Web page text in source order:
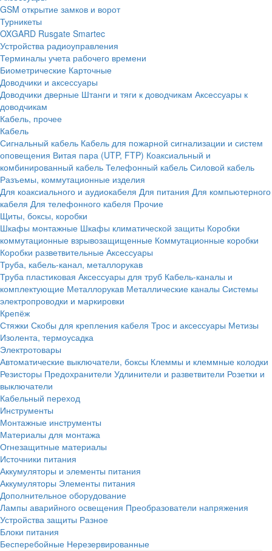
GSM открытие замков и ворот
Турникеты
OXGARD Rusgate Smartec
Устройства радиоуправления
Терминалы учета рабочего времени
Биометрические Карточные
Доводчики и аксессуары
Доводчики дверные Штанги и тяги к доводчикам Аксессуары к
доводчикам
Кабель, прочее
Кабель
Сигнальный кабель Кабель для пожарной сигнализации и систем
оповещения Витая пара (UTP, FTP) Коаксиальный и
комбинированный кабель Телефонный кабель Силовой кабель
Разъемы, коммутационные изделия
Для коаксиального и аудиокабеля Для питания Для компьютерного
кабеля Для телефонного кабеля Прочие
Щиты, боксы, коробки
Шкафы монтажные Шкафы климатической защиты Коробки
коммутационные взрывозащищенные Коммутационные коробки
Коробки разветвительные Аксессуары
Труба, кабель-канал, металлорукав
Труба пластиковая Аксессуары для труб Кабель-каналы и
комплектующие Металлорукав Металлические каналы Системы
электропроводки и маркировки
Крепёж
Стяжки Скобы для крепления кабеля Трос и аксессуары Метизы
Изолента, термоусадка
Электротовары
Автоматические выключатели, боксы Клеммы и клеммные колодки
Резисторы Предохранители Удлинители и разветвители Розетки и
выключатели
Кабельный переход
Инструменты
Монтажные инструменты
Материалы для монтажа
Огнезащитные материалы
Источники питания
Аккумуляторы и элементы питания
Аккумуляторы Элементы питания
Дополнительное оборудование
Лампы аварийного освещения Преобразователи напряжения
Устройства защиты Разное
Блоки питания
Бесперебойные Нерезервированные